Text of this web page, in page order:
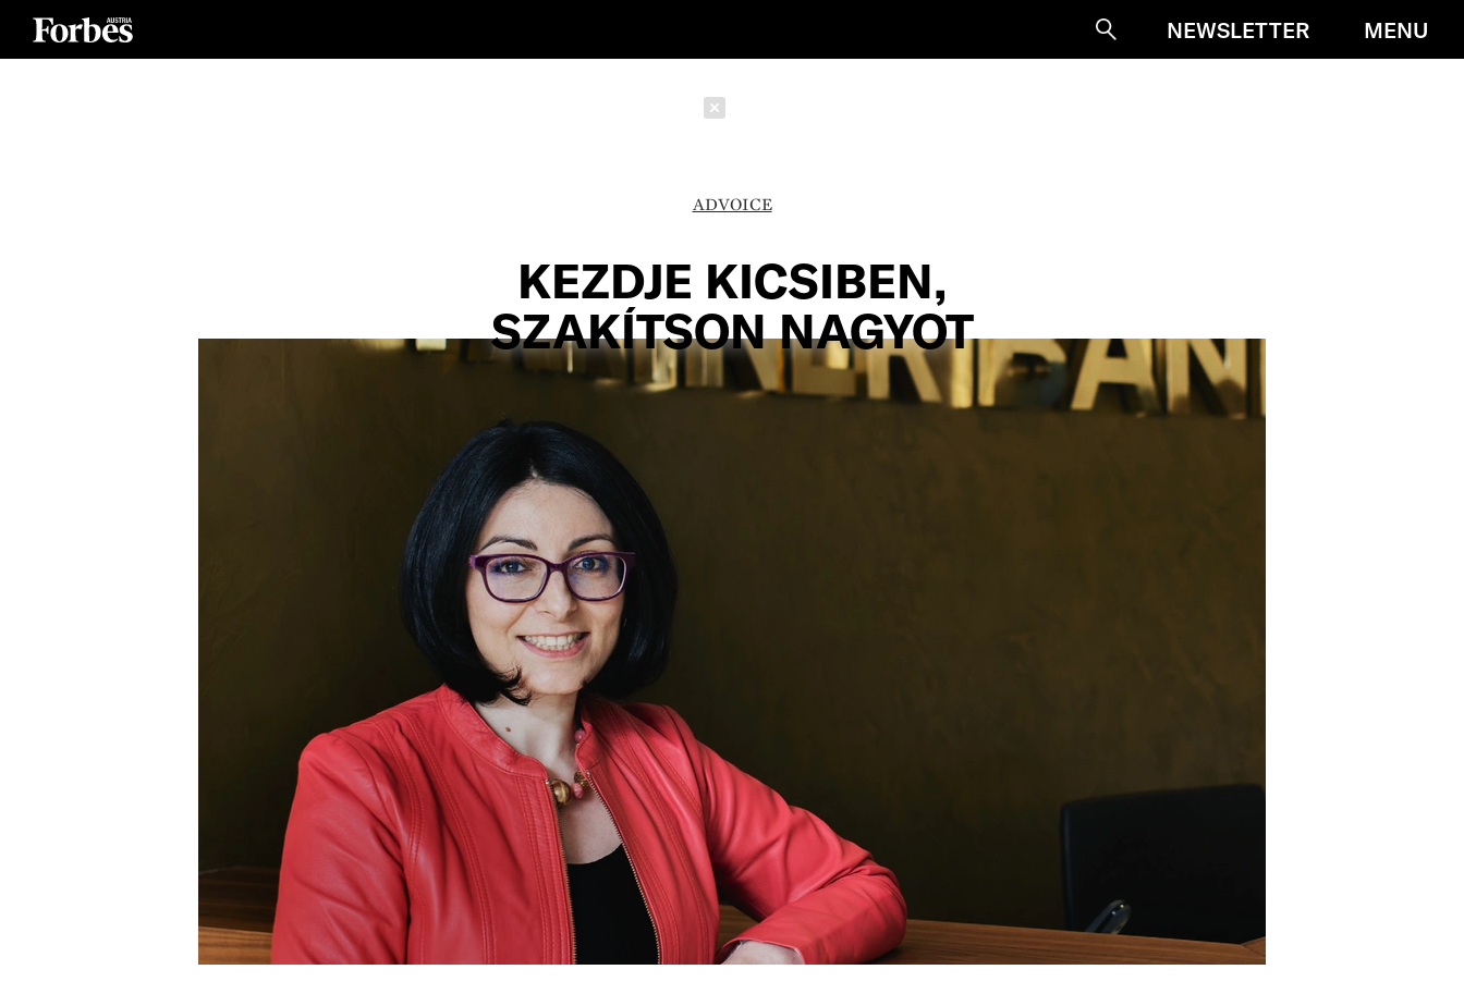
SucheNEWSLETTER MENU
ADVOICE
KEZDJE KICSIBEN,
SZAKÍTSON NAGYOT